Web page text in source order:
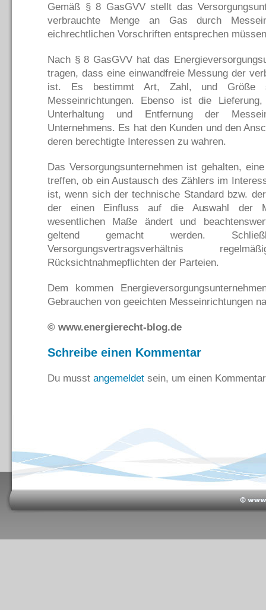
Gemäß § 8 GasGVV stellt das
verbrauchte Menge an Gas durch
eichrechtlichen Vorschriften entsprechen
Nach § 8 GasGVV hat das
tragen, dass eine einwandfreie Messung der
ist. Es bestimmt Art, Zahl, und Größe
Messeinrichtungen. Ebenso ist die Lieferung,
Unterhaltung und Entfernung der
Unternehmens. Es hat den Kunden und den
deren berechtigte Interessen zu wahren.
Das Versorgungsunternehmen ist gehalten,
treffen, ob ein Austausch des Zählers im
ist, wenn sich der technische Standard bzw.
der einen Einfluss auf die Auswahl der
wesentlichen Maße ändert und
geltend gemacht werden.
Versorgungsvertragsverhältnis
Rücksichtnahmepflichten der Parteien.
Dem kommen
Gebrauchen von geeichten Messeinrichtungen
© www.energierecht-blog.de
Schreibe einen Kommentar
Du musst angemeldet sein, um einen